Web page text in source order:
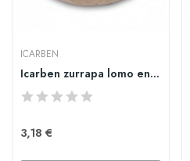
ICARBEN
Icarben zurrapa lomo en manteca blanca 250gr
3,18 €